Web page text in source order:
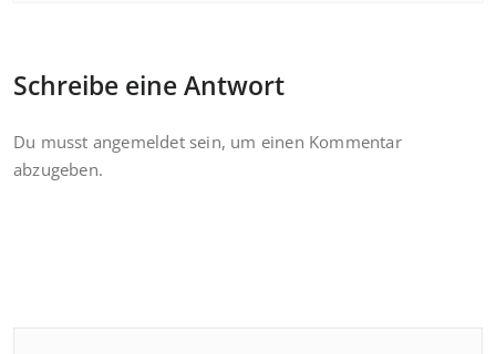
Schreibe eine Antwort
Du musst angemeldetsein, um einen Kommentar
abzugeben.